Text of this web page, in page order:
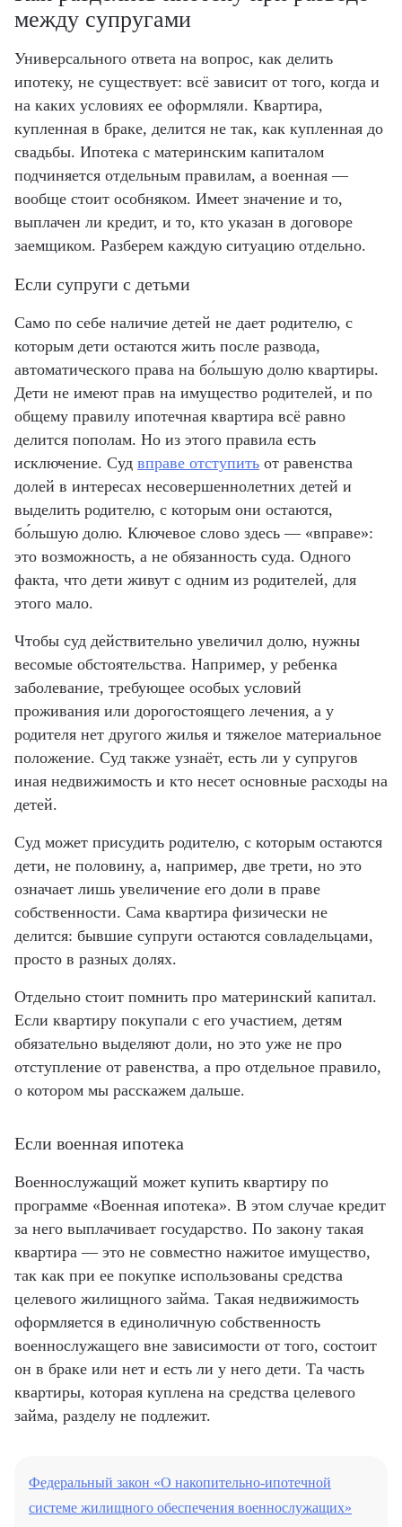
между супругами
Универсального ответа на вопрос, как делить
ипотеку, не существует: всё зависит от того, когда и
на каких условиях ее оформляли. Квартира,
купленная в браке, делится не так, как купленная до
свадьбы. Ипотека с материнским капиталом
подчиняется отдельным правилам, а военная —
вообще стоит особняком. Имеет значение и то,
выплачен ли кредит, и то, кто указан в договоре
заемщиком. Разберем каждую ситуацию отдельно.
Если супруги с детьми
Само по себе наличие детей не дает родителю, с
которым дети остаются жить после развода,
автоматического права на бо́льшую долю квартиры.
Дети не имеют прав на имущество родителей, и по
общему правилу ипотечная квартира всё равно
делится пополам. Но из этого правила есть
исключение. Суд вправе отступить от равенства
долей в интересах несовершеннолетних детей и
выделить родителю, с которым они остаются,
бо́льшую долю. Ключевое слово здесь — «вправе»:
это возможность, а не обязанность суда. Одного
факта, что дети живут с одним из родителей, для
этого мало.
Чтобы суд действительно увеличил долю, нужны
весомые обстоятельства. Например, у ребенка
заболевание, требующее особых условий
проживания или дорогостоящего лечения, а у
родителя нет другого жилья и тяжелое материальное
положение. Суд также узнаёт, есть ли у супругов
иная недвижимость и кто несет основные расходы на
детей.
Суд может присудить родителю, с которым остаются
дети, не половину, а, например, две трети, но это
означает лишь увеличение его доли в праве
собственности. Сама квартира физически не
делится: бывшие супруги остаются совладельцами,
просто в разных долях.
Отдельно стоит помнить про материнский капитал.
Если квартиру покупали с его участием, детям
обязательно выделяют доли, но это уже не про
отступление от равенства, а про отдельное правило,
о котором мы расскажем дальше.
Если военная ипотека
Военнослужащий может купить квартиру по
программе «Военная ипотека». В этом случае кредит
за него выплачивает государство. По закону такая
квартира — это не совместно нажитое имущество,
так как при ее покупке использованы средства
целевого жилищного займа. Такая недвижимость
оформляется в единоличную собственность
военнослужащего вне зависимости от того, состоит
он в браке или нет и есть ли у него дети. Та часть
квартиры, которая куплена на средства целевого
займа, разделу не подлежит.
Федеральный закон «О накопительно-ипотечной
системе жилищного обеспечения военнослужащих»